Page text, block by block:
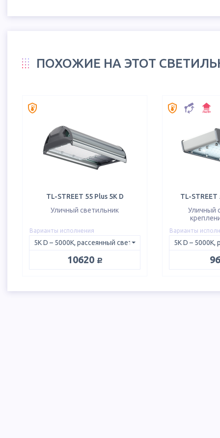
ПОХОЖИЕ НА ЭТОТ
TL-STREET 55 Plus 5K D
Уличный светильник
Варианты исполнения
10620 руб.
TL-STREET
Уличный
Варианты